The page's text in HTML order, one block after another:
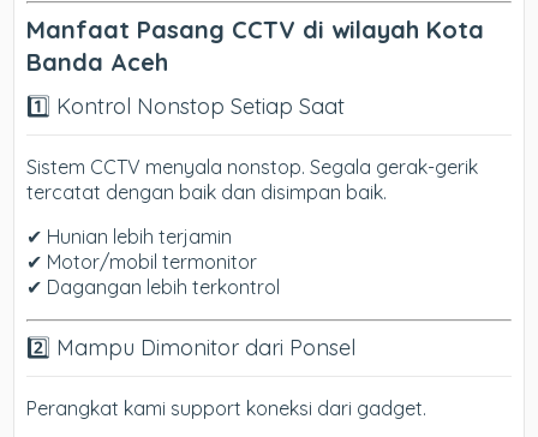
Manfaat Pasang CCTV di wilayah Kota
Banda Aceh
1️⃣ Kontrol Nonstop Setiap Saat
Sistem CCTV menyala nonstop. Segala gerak-gerik
tercatat dengan baik dan disimpan baik.
✔ Hunian lebih terjamin
✔ Motor/mobil termonitor
✔ Dagangan lebih terkontrol
2️⃣ Mampu Dimonitor dari Ponsel
Perangkat kami support koneksi dari gadget.